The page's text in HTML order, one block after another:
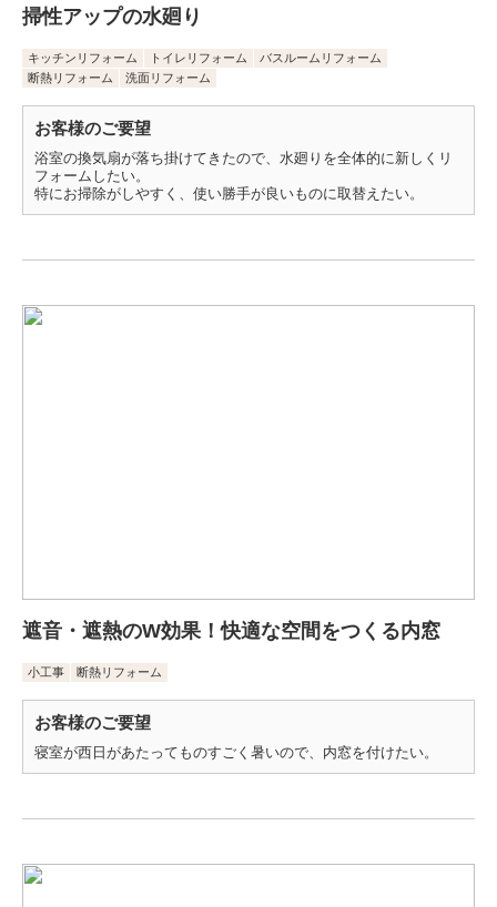
掃性アップの水廻り
キッチンリフォーム トイレリフォーム
バスルームリフォーム
断熱リフォーム
洗面リフォーム
お客様のご要望
浴室の換気扇が落ち掛けてきたので、水廻りを全体的に新しくリ
フォームしたい。
特にお掃除がしやすく、使い勝手が良いものに取替えたい。
遮音・遮熱のW効果！快適な空間をつくる内窓
小工事 断熱リフォーム
お客様のご要望
寝室が西日があたってものすごく暑いので、内窓を付けたい。